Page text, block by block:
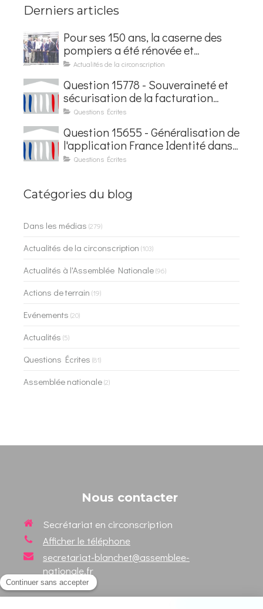
Derniers articles
Pour ses 150 ans, la caserne des
pompiers a été rénovée et
baptisée au nom d'Hubert
Actualités de la circonscription
Question 15778 - Souveraineté et
sécurisation de la facturation
électronique
Questions Écrites
Question 15655 - Généralisation de
l'application France Identité dans
les contrôles du quotidien
Questions Écrites
Catégories du blog
Dans les médias (279)
Actualités de la circonscription (103)
Actualités à l'Assemblée Nationale(96)
Actions de terrain (19)
Evénements (20)
Actualités (5)
Questions Écrites (81)
Assemblée nationale(2)
Nous contacter
Secrétariat en circonscription
Afficher le téléphone
secretariat-blanchet@assemblee-
nationale.fr